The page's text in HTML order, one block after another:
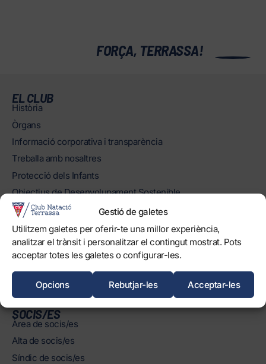
Gestió de galetes
Utilitzem galetes per oferir-te una millor experiència,
analitzar el trànsit i personalitzar el contingut mostrat. Pots
acceptar totes les galetes o configurar-les.
Acceptar-les
Rebutjar-les
Opcions
FORÇA, TERRASSA!
EL CLUB
Història
Òrgans
Informació corporativa i transparència
Treballa amb nosaltres
Protecció dels Infants
Objectius de Desenvolupament Sostenible
INSTAL·LACIONS
Horaris
Piscines
SOCIS/ES
Àrea de socis/es
Alta de socis/es
Síndic de socis/es